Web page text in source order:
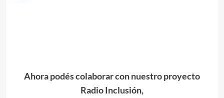
Ahora podés colaborar con nuestro proyecto
Radio Inclusión,